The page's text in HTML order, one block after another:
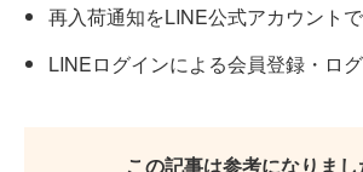
再入荷通知をLINE公式アカウント
LINEログインによる会員登録・ロ
この記事は参考になりまし